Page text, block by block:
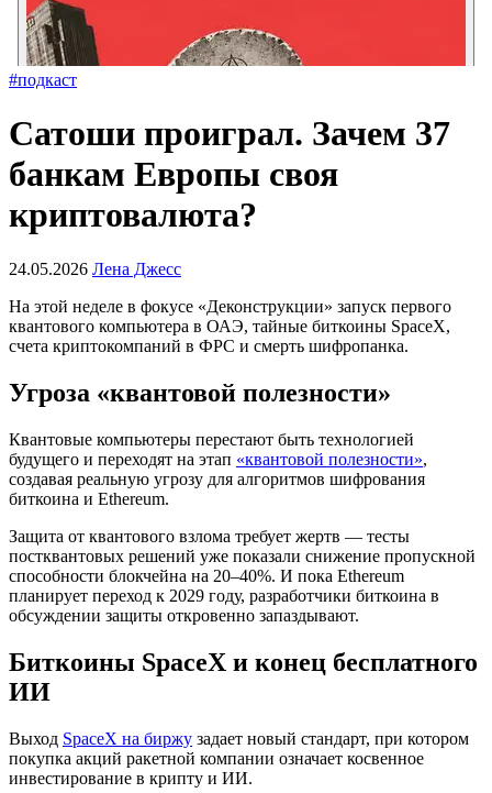
#подкаст
Сатоши проиграл. Зачем 37
банкам Европы своя
криптовалюта?
24.05.2026 Лена Джесс
На этой неделе в фокусе «Деконструкции» запуск первого
квантового компьютера в ОАЭ, тайные биткоины SpaceX,
счета криптокомпаний в ФРС и смерть шифропанка.
Угроза «квантовой полезности»
Квантовые компьютеры перестают быть технологией
будущего и переходят на этап «квантовой полезности»,
создавая реальную угрозу для алгоритмов шифрования
биткоина и Ethereum.
Защита от квантового взлома требует жертв — тесты
постквантовых решений уже показали снижение пропускной
способности блокчейна на 20–40%. И пока Ethereum
планирует переход к 2029 году, разработчики биткоина в
обсуждении защиты откровенно запаздывают.
Биткоины SpaceX и конец бесплатного
ИИ
Выход SpaceX на биржу задает новый стандарт, при котором
покупка акций ракетной компании означает косвенное
инвестирование в крипту и ИИ.